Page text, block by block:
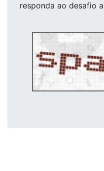
responda ao desafio